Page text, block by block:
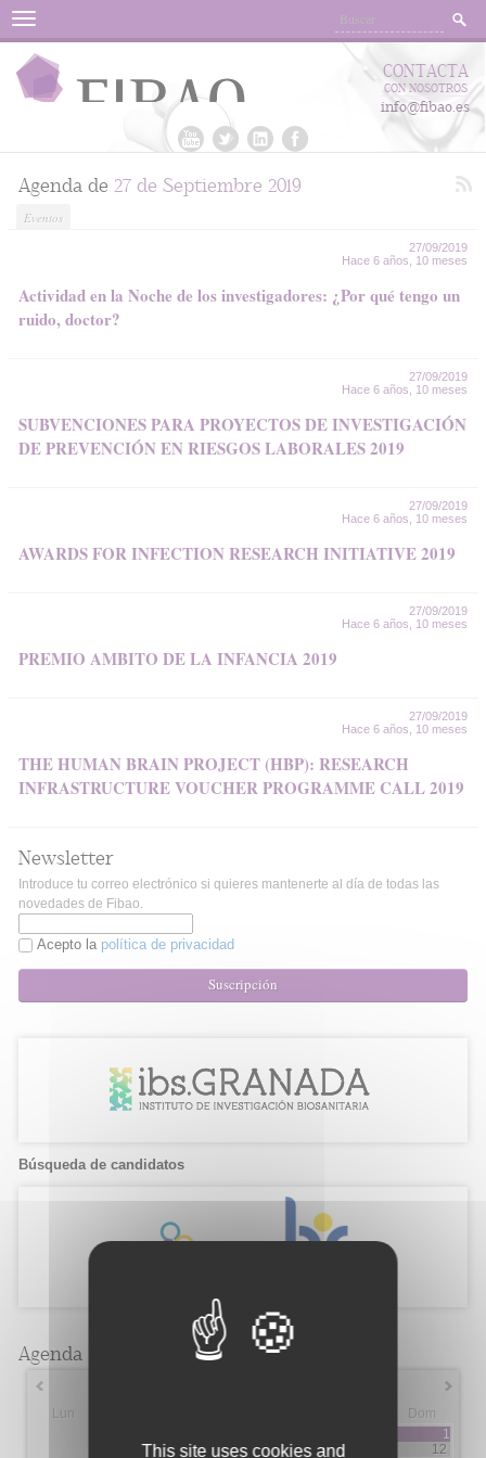
Menu
CONTACTA
CON NOSOTROS
info@fibao.es
Agenda de 27 de Septiembre 2019
Eventos
27/09/2019
Hace 6 años, 10 meses
Actividad en la Noche de los investigadores: ¿Por qué tengo un
ruido, doctor?
27/09/2019
Hace 6 años, 10 meses
SUBVENCIONES PARA PROYECTOS DE INVESTIGACIÓN
DE PREVENCIÓN EN RIESGOS LABORALES 2019
27/09/2019
Hace 6 años, 10 meses
AWARDS FOR INFECTION RESEARCH INITIATIVE 2019
27/09/2019
Hace 6 años, 10 meses
PREMIO AMBITO DE LA INFANCIA 2019
27/09/2019
Hace 6 años, 10 meses
THE HUMAN BRAIN PROJECT (HBP): RESEARCH
INFRASTRUCTURE VOUCHER PROGRAMME CALL 2019
Newsletter
Introduce tu correo electrónico si quieres mantenerte al día de todas las
novedades de Fibao.
Acepto la política de privacidad
Suscripción
Búsqueda de candidatos
Agenda
Lun
Dom
1
12
This site uses cookies and